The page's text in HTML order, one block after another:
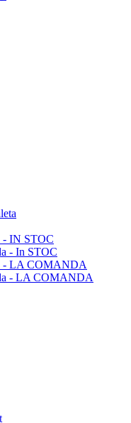
- IN STOC
- In STOC
- LA COMANDA
- LA COMANDA